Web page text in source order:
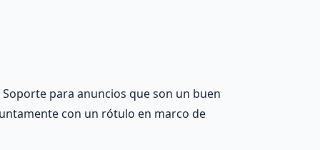
para anuncios que son un buen
con un rótulo en marco de